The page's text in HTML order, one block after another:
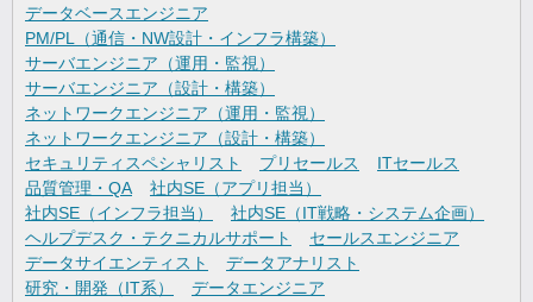
データベースエンジニア
PM/PL（通信・NW設計・インフラ構築）
サーバエンジニア（運用・監視）
サーバエンジニア（設計・構築）
ネットワークエンジニア（運用・監視）
ネットワークエンジニア（設計・構築）
セキュリティスペシャリスト
プリセールス
ITセールス
品質管理・QA
社内SE（アプリ担当）
社内SE（インフラ担当）
社内SE（IT戦略・システム企画）
ヘルプデスク・テクニカルサポート
セールスエンジニア
データサイエンティスト
データアナリスト
研究・開発（IT系）
データエンジニア